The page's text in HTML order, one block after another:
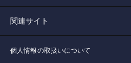
関連サイト
個人情報の取扱いについて